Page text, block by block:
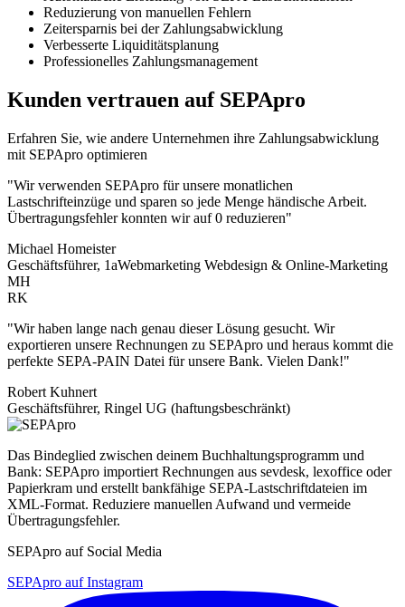
Reduzierung von manuellen Fehlern
Zeitersparnis bei der Zahlungsabwicklung
Verbesserte Liquiditätsplanung
Professionelles Zahlungsmanagement
Kunden vertrauen auf SEPApro
Erfahren Sie, wie andere Unternehmen ihre Zahlungsabwicklung
mit SEPApro optimieren
"Wir verwenden SEPApro für unsere monatlichen
Lastschrifteinzüge und sparen so jede Menge händische Arbeit.
Übertragungsfehler konnten wir auf 0 reduzieren"
Michael Homeister
Geschäftsführer, 1aWebmarketing Webdesign & Online-Marketing
MH
RK
"Wir haben lange nach genau dieser Lösung gesucht. Wir
exportieren unsere Rechnungen zu SEPApro und heraus kommt die
perfekte SEPA-PAIN Datei für unsere Bank. Vielen Dank!"
Robert Kuhnert
Geschäftsführer, Ringel UG (haftungsbeschränkt)
Das Bindeglied zwischen deinem Buchhaltungsprogramm und
Bank: SEPApro importiert Rechnungen aus sevdesk, lexoffice oder
Papierkram und erstellt bankfähige SEPA-Lastschriftdateien im
XML-Format. Reduziere manuellen Aufwand und vermeide
Übertragungsfehler.
SEPApro auf Social Media
SEPApro auf Instagram